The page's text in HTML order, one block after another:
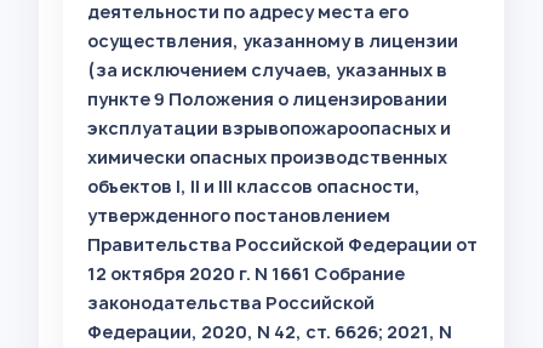
деятельности по адресу места его
осуществления, указанному в лицензии
(за исключением случаев, указанных в
пункте 9 Положения о лицензировании
эксплуатации взрывопожароопасных и
химически опасных производственных
объектов I, II и III классов опасности,
утвержденного постановлением
Правительства Российской Федерации от
12 октября 2020 г. N 1661 Собрание
законодательства Российской
Федерации, 2020, N 42, ст. 6626; 2021, N